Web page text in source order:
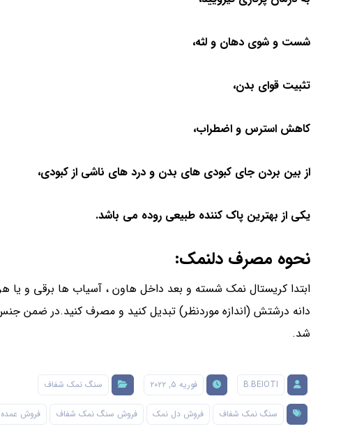
شست و شوی دهان و لثه،
تثبیت قوای بدن،
کاهش استرس و اضطراب،
از بین بردن جای کبودی های بدن و درد های ناشی از کبودی،
یکی از بهترین پاک کننده طبیعی روده می باشد.
نحوه مصرف دلنمک:
ابتدا کریستال نمک شسته و بعد داخل هاون ، آسیاب ها برقی و یا
دانه درشتش (اندازه موردنظر) تبدیل کنید و مصرف کنید.در ضمن
شد.
B.BEIOTI فوریه ۵, ۲۰۲۲ سنگ نمک شفاف
سنگ نمک شفاف فروش دل نمک فروش سنگ نمک شفاف فروش